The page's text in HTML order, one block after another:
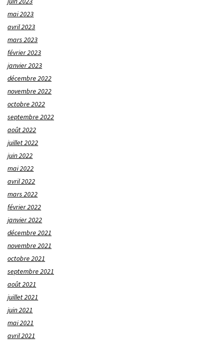
mai 2023
avril 2023
mars 2023
février 2023
janvier 2023
décembre 2022
novembre 2022
octobre 2022
septembre 2022
août 2022
juillet 2022
juin 2022
mai 2022
avril 2022
mars 2022
février 2022
janvier 2022
décembre 2021
novembre 2021
octobre 2021
septembre 2021
août 2021
juillet 2021
juin 2021
mai 2021
avril 2021